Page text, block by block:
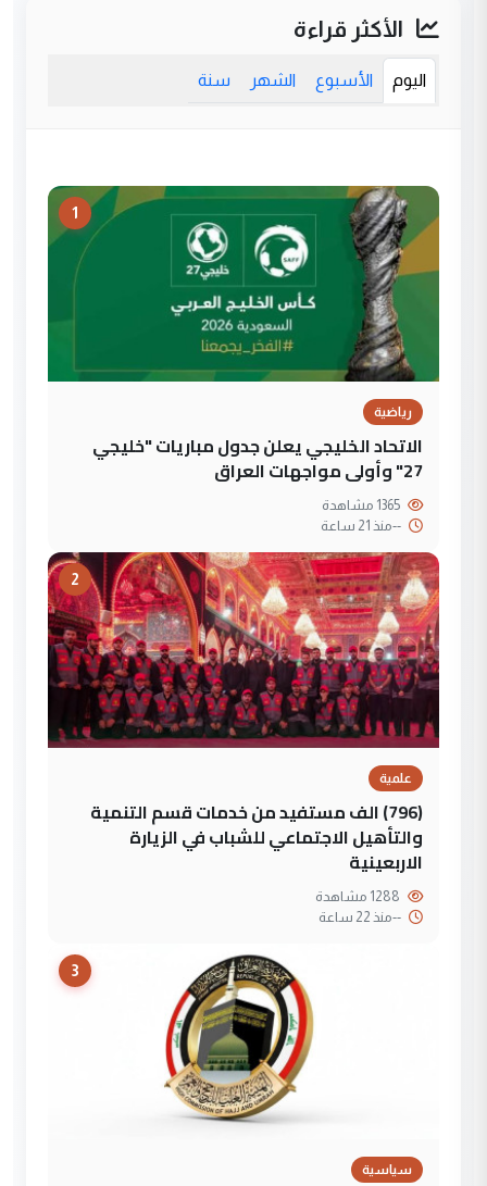
الأكثر قراءة
اليوم الأسبوع الشهر سنة
1
رياضية
الاتحاد الخليجي يعلن جدول مباريات "خليجي
27" وأولى مواجهات العراق
--منذ 21 ساعة
2
علمية
(796) الف مستفيد من خدمات قسم التنمية
والتأهيل الاجتماعي للشباب في الزيارة
الاربعينية
--منذ 22 ساعة
3
سياسية